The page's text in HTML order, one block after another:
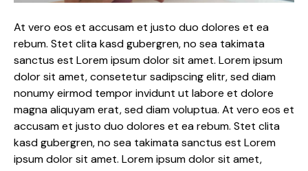
At vero eos et accusam et justo duo dolores et ea
rebum. Stet clita kasd gubergren, no sea takimata
sanctus est Lorem ipsum dolor sit amet. Lorem ipsum
dolor sit amet, consetetur sadipscing elitr, sed diam
nonumy eirmod tempor invidunt ut labore et dolore
magna aliquyam erat, sed diam voluptua. At vero eos et
accusam et justo duo dolores et ea rebum. Stet clita
kasd gubergren, no sea takimata sanctus est Lorem
ipsum dolor sit amet. Lorem ipsum dolor sit amet,